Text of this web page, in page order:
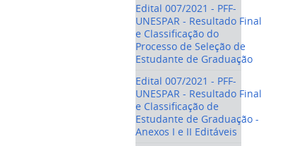
Edital 007/2021 - PFF-
UNESPAR - Resultado Final
e Classificação do
Processo de Seleção de
Estudante de Graduação
Edital 007/2021 - PFF-
UNESPAR - Resultado Final
e Classificação de
Estudante de Graduação -
Anexos I e II Editáveis